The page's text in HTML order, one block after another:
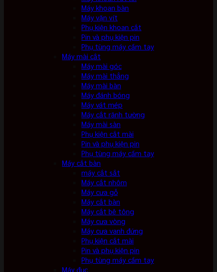
Máy khoan bàn
Máy vặn vít
Phụ kiện khoan cắt
Pin và phụ kiện pin
Phụ tùng máy cầm tay
Máy mài cắt
Máy mài góc
Máy mài thẳng
Máy mài bàn
Máy đánh bóng
Máy vát mép
Máy cắt rãnh tường
Máy mài sàn
Phụ kiện cắt mài
Pin và phụ kiện pin
Phụ tùng máy cầm tay
Máy cắt bàn
máy cắt sắt
Máy cắt nhôm
Máy cưa gỗ
Máy cắt bàn
Máy cắt bê tông
Máy cưa vòng
Máy cưa vanh đứng
Phụ kiện cắt mài
Pin và phụ kiện pin
Phụ tùng máy cầm tay
Máy đục